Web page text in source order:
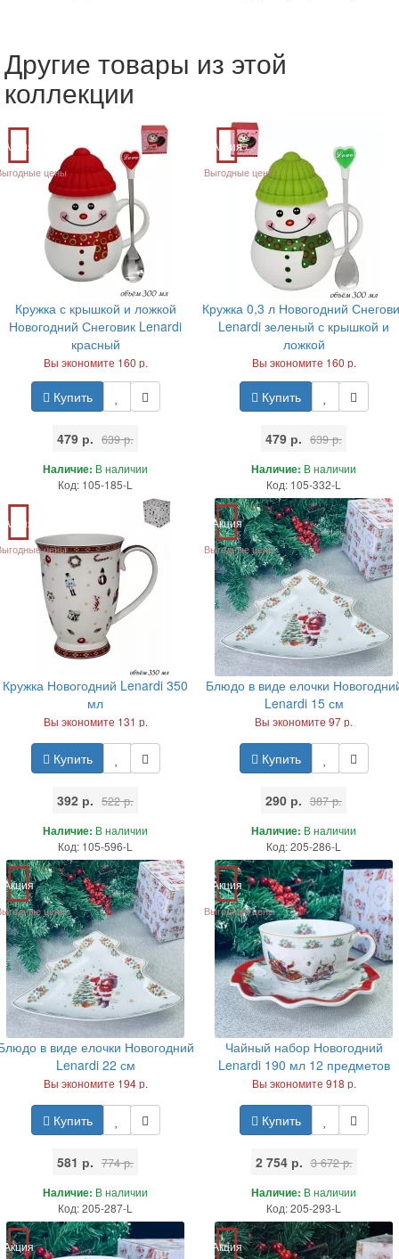
Другие товары из этой
коллекции
Акция
цены
Кружка с крышкой и ложкой
Новогодний Снеговик Lenardi
красный
Вы экономите 160 р.
Купить
479 р. 639 р.
Наличие: В наличии
Код: 105-185-L
Акция
Выгодные цены
Кружка 0,3 л Новогодний
Lenardi зеленый с крышкой и
ложкой
Вы экономите 160 р.
Купить
479 р. 639 р.
Наличие: В наличии
Код: 105-332-L
Акция
цены
Кружка Новогодний Lenardi 350
мл
Вы экономите 131 р.
Купить
392 р. 522 р.
Наличие: В наличии
Код: 105-596-L
Акция
Выгодные цены
Блюдо в виде елочки
Lenardi 15 см
Вы экономите 97 р.
Купить
290 р. 387 р.
Наличие: В наличии
Код: 205-286-L
Акция
цены
в виде елочки Новогодний
Lenardi 22 см
Вы экономите 194 р.
Купить
581 р. 774 р.
Наличие: В наличии
Код: 205-287-L
Акция
Выгодные цены
Чайный набор Новогодний
Lenardi 190 мл 12 предметов
Вы экономите 918 р.
Купить
2 754 р. 3 672 р.
Наличие: В наличии
Код: 205-293-L
Акция Акция